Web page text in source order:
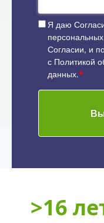
Я даю
Согласии, и
с Политикой
данных.*
>16